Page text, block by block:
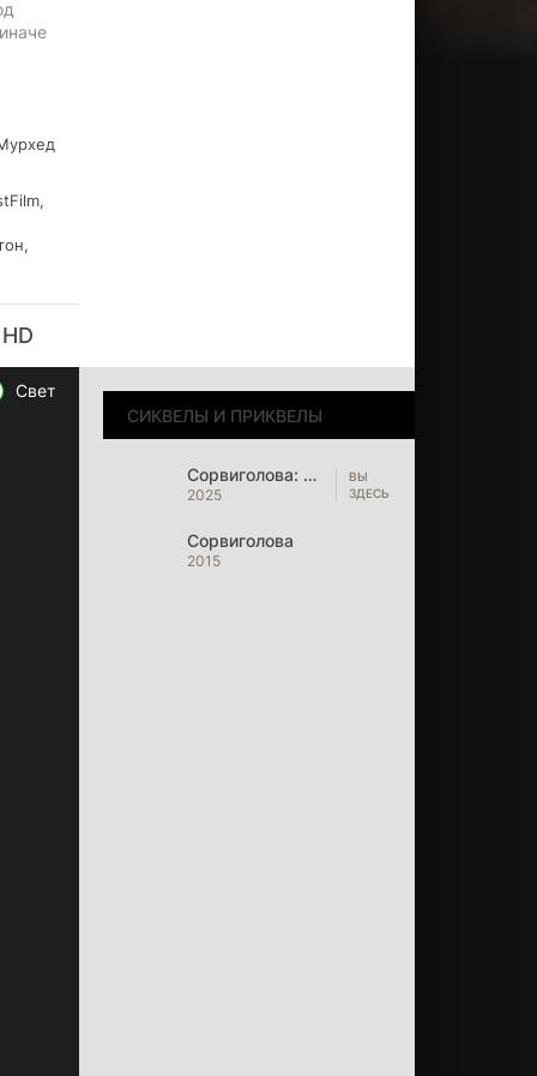
Свет
СИКВЕЛЫ И ПРИКВЕЛЫ
Сорвиголова: Рожденный заново
2025
Сорвиголова
2015